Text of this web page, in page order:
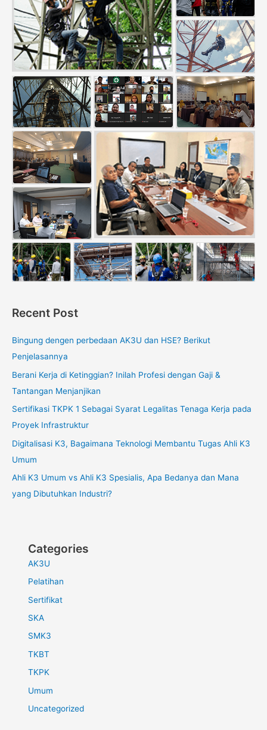
Recent Post
Bingung dengen perbedaan AK3U dan HSE? Berikut
Penjelasannya
Berani Kerja di Ketinggian? Inilah Profesi dengan Gaji &
Tantangan Menjanjikan
Sertifikasi TKPK 1 Sebagai Syarat Legalitas Tenaga Kerja pada
Proyek Infrastruktur
Digitalisasi K3, Bagaimana Teknologi Membantu Tugas Ahli K3
Umum
Ahli K3 Umum vs Ahli K3 Spesialis, Apa Bedanya dan Mana
yang Dibutuhkan Industri?
Categories
AK3U
Pelatihan
Sertifikat
SKA
SMK3
TKBT
TKPK
Umum
Uncategorized